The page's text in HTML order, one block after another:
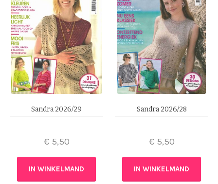
Sandra 2026/29
€ 5,50
IN WINKELMAND
Sandra 2026/28
€ 5,50
IN WINKELMAND